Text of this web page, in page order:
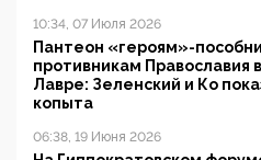
10:34, 07 Июля 2026
Пантеон «героям»-
противникам Православия
Лавре: Зеленский и Ко
копыта
06:38, 19 Июня 2026